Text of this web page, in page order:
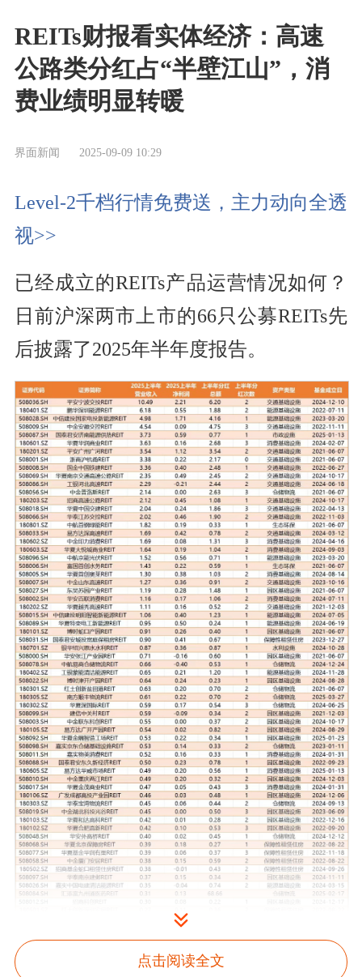
REITs财报看实体经济：高速
公路类分红占“半壁江山”，消
费业绩明显转暖
界面新闻 2025-09-09 10:29
Level-2千档行情免费送，主力动向全透
视>>
已经成立的REITs产品运营情况如何？
日前沪深两市上市的66只公募REITs先
后披露了2025年半年度报告。
66只公募REITs2025年上半年业绩情况
点击阅读全文